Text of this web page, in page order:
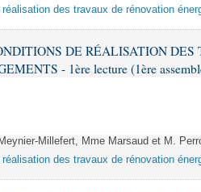
des travaux de rénovation
DE RÉALISATION
- 1ère lecture (1ère
Millefert, Mme Marsaud et M.
des travaux de rénovation